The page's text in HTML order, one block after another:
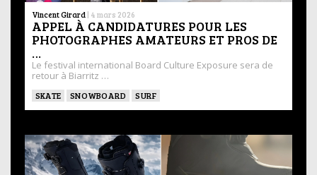
Vincent Girard | 4 mars 2026
APPEL À CANDIDATURES POUR LES
PHOTOGRAPHES AMATEURS ET PROS DE
…
Le festival international Board Culture Exposure sera de
retour à Biarritz …
SKATE SNOWBOARD SURF